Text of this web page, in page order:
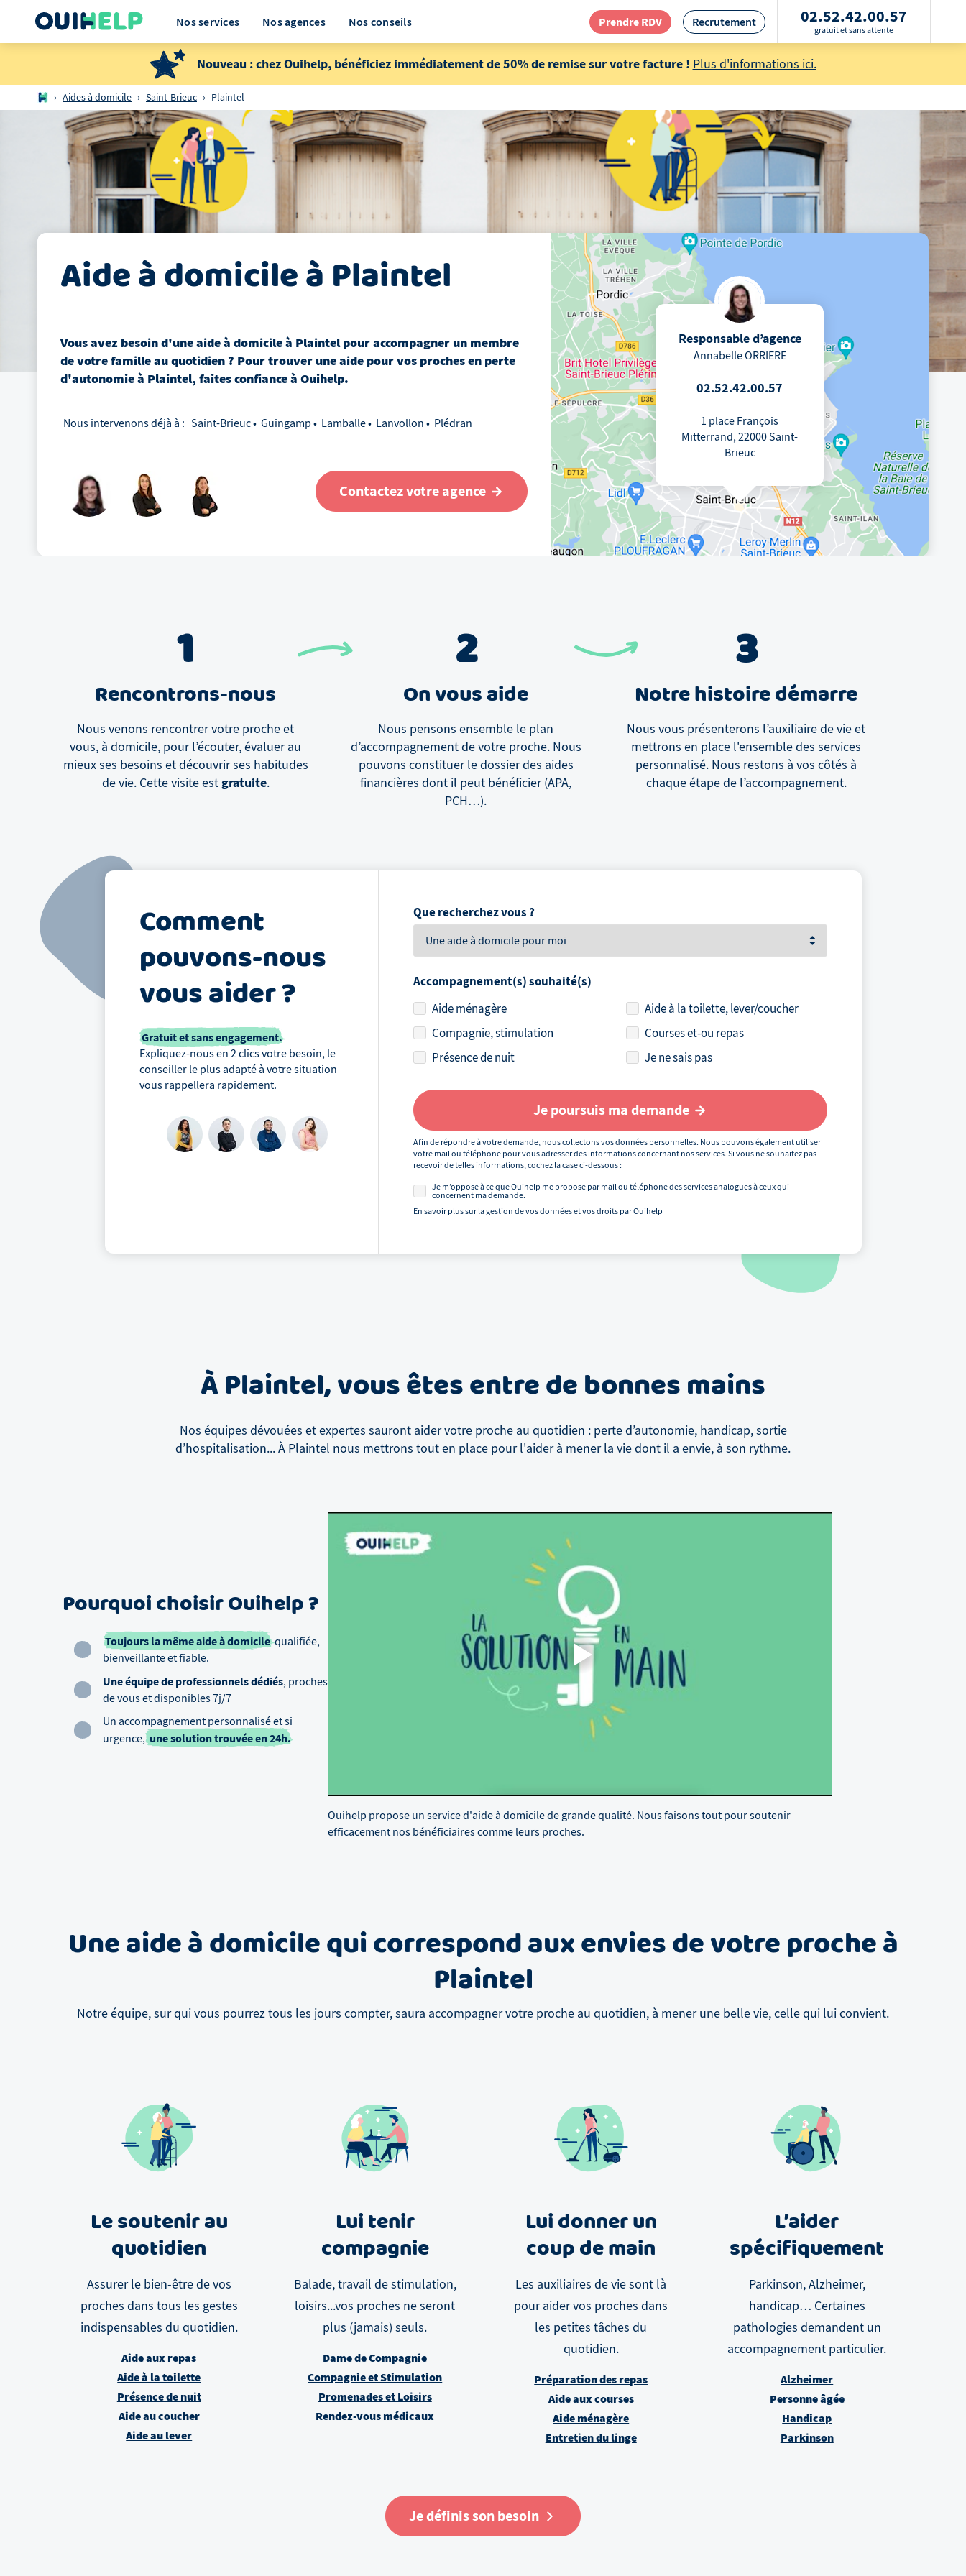
Nos services Nos agences Nos conseils Prendre RDV Recrutement 02.52.42.00.57
gratuit et sans attente
Nouveau : chez Ouihelp, bénéficiez immédiatement de 50% de remise sur votre facture ! Plus d'informations ici.
› Aides à domicile › Saint-Brieuc › Plaintel
Aide à domicileà Plaintel
Vous avez besoin d'une aide à domicileà Plaintelpour accompagner un membre
de votre famille au quotidien ? Pour trouver une aide pour vos proches en perte
d'autonomieà Plaintel, faites confiance à Ouihelp.
Nous intervenons déjà à : Saint-Brieuc Guingamp Lamballe Lanvollon Plédran
Contactez votre agence
Responsable d’agence
Annabelle ORRIERE
02.52.42.00.57
1 place François
Mitterrand, 22000 Saint-
Brieuc
1
Rencontrons-nous
Nous venons rencontrer votre proche et
vous, à domicile, pour l’écouter, évaluer au
mieux ses besoins et découvrir ses habitudes
de vie. Cette visite estgratuite.
2
On vous aide
Nous pensons ensemble le plan
d’accompagnement de votre proche. Nous
pouvons constituer le dossier des aides
financières dont il peut bénéficier (APA,
PCH…).
3
Notre histoire démarre
Nous vous présenterons l’auxiliaire de vie et
mettrons en place l'ensemble des services
personnalisé. Nous restons à vos côtés à
chaque étape de l’accompagnement.
Comment
pouvons-nous
vous aider ?
Gratuit et sans engagement.
Expliquez-nous en 2 clics votre besoin, le
conseiller le plus adapté à votre situation
vous rappellera rapidement.
Que recherchez vous ?
Accompagnement(s) souhaité(s)
Aide ménagère
Aide à la toilette, lever/coucher
Compagnie, stimulation
Courses et-ou repas
Présence de nuit
Je ne sais pas
Je poursuis ma demande
Afin de répondre à votre demande, nous collectons vos données personnelles. Nous pouvons également utiliser
votre mail ou téléphone pour vous adresser des informations concernant nos services. Si vous ne souhaitez pas
recevoir de telles informations, cochez la case ci-dessous :
Je m’oppose à ce que Ouihelp me propose par mail ou téléphone des services analogues à ceux qui
concernent ma demande.
En savoir plus sur la gestion de vos données et vos droits par Ouihelp
ÀPlaintel, vous êtes entre de bonnes mains
Nos équipes dévouées et expertes sauront aider votre proche au quotidien : perte d’autonomie, handicap, sortie
d’hospitalisation...À Plaintel nous mettrons tout en place pour l'aider à mener la vie dont il a envie, à son rythme.
Pourquoi choisir Ouihelp ?
Toujours la même aide à domicilequalifiée,
bienveillante et fiable.
Une équipe de professionnels dédiés, proches
de vous et disponibles 7j/7
Un accompagnement personnalisé et si
urgence, une solution trouvée en 24h.
Ouihelp propose un service d'aide à domicile de grande qualité. Nous faisons tout pour soutenir
efficacement nos bénéficiaires comme leurs proches.
Une aide à domicile qui correspond aux envies de votre proche à
Plaintel
Notre équipe, sur qui vous pourrez tous les jours compter, saura accompagner votre proche au quotidien, à mener une belle vie, celle qui lui convient.
Le soutenir au
quotidien
Assurer le bien-être de vos
proches dans tous les gestes
indispensables du quotidien.
Aide aux repas
Aide à la toilette
Présence de nuit
Aide au coucher
Aide au lever
Lui tenir
compagnie
Balade, travail de stimulation,
loisirs...vos proches ne seront
plus (jamais) seuls.
Dame de Compagnie
Compagnie et Stimulation
Promenades et Loisirs
Rendez-vous médicaux
Lui donner un
coup de main
Les auxiliaires de vie sont là
pour aider vos proches dans
les petites tâches du
quotidien.
Préparation des repas
Aide aux courses
Aide ménagère
Entretien du linge
L’aider
spécifiquement
Parkinson, Alzheimer,
handicap… Certaines
pathologies demandent un
accompagnement particulier.
Alzheimer
Personne âgée
Handicap
Parkinson
Je définis son besoin